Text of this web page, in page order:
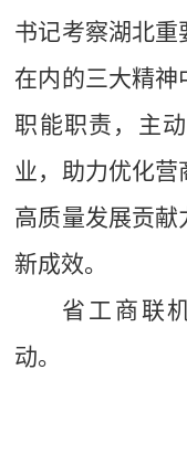
书记考察湖北重
在内的三大精神
职能职责，主
业，助力优化
高质量发展贡献
新成效。
省 工商联
动。